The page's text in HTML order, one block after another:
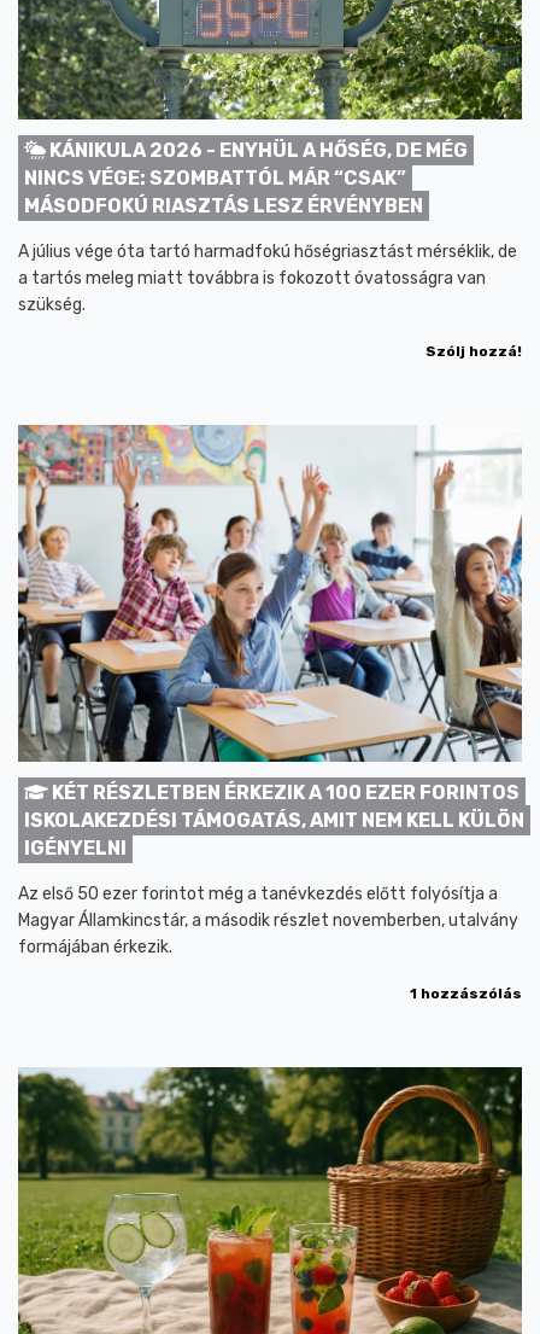
KÁNIKULA 2026 - ENYHÜL A HŐSÉG, DE MÉG
NINCS VÉGE: SZOMBATTÓL MÁR “CSAK”
MÁSODFOKÚ RIASZTÁS LESZ ÉRVÉNYBEN
A július vége óta tartó harmadfokú hőségriasztást mérséklik, de
a tartós meleg miatt továbbra is fokozott óvatosságra van
szükség.
Szólj hozzá!
KÉT RÉSZLETBEN ÉRKEZIK A 100 EZER FORINTOS
ISKOLAKEZDÉSI TÁMOGATÁS, AMIT NEM KELL KÜLÖN
IGÉNYELNI
Az első 50 ezer forintot még a tanévkezdés előtt folyósítja a
Magyar Államkincstár, a második részlet novemberben, utalvány
formájában érkezik.
1 hozzászólás